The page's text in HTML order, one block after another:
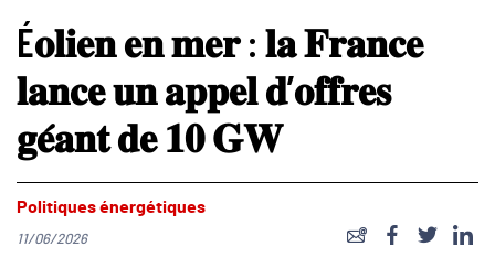
É𝐨𝐥𝐢𝐞𝐧 𝐞𝐧 𝐦𝐞𝐫 : 𝐥𝐚 𝐅𝐫𝐚𝐧𝐜𝐞
𝐥𝐚𝐧𝐜𝐞 𝐮𝐧 𝐚𝐩𝐩𝐞𝐥 𝐝’𝐨𝐟𝐟𝐫𝐞𝐬
𝐠𝐞́𝐚𝐧𝐭 𝐝𝐞 𝟏𝟎 𝐆𝐖
Politiques énergétiques
11/06/2026